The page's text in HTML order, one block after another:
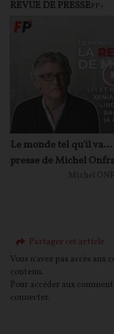
REVUE DE PRESSEFP+
Le monde tel qu'il va…
presse de Michel
Michel
Partager cet article
Vous n'avez pas accès aux
contenu.
Pour accéder aux
connecter.